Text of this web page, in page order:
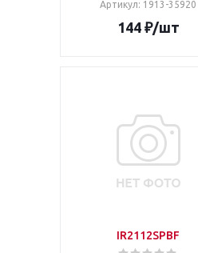
Артикул: 1913-35920
144₽/шт
IR2112SPBF